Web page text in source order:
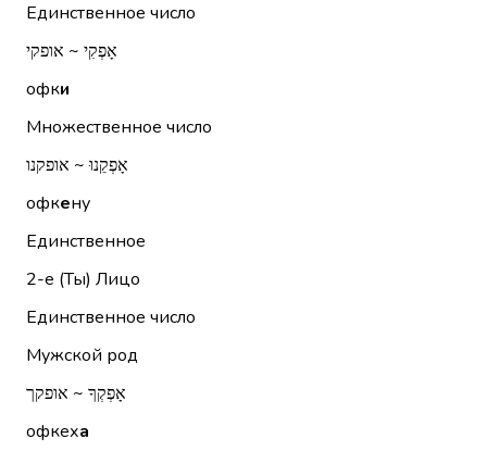
Единственное число
אָפְקִי ~ אופקי
офки
Множественное число
אָפְקֵנוּ ~ אופקנו
офкену
Единственное
2-е (Ты) Лицо
Единственное число
Мужской род
אָפְקְךָ ~ אופקך
офкеха